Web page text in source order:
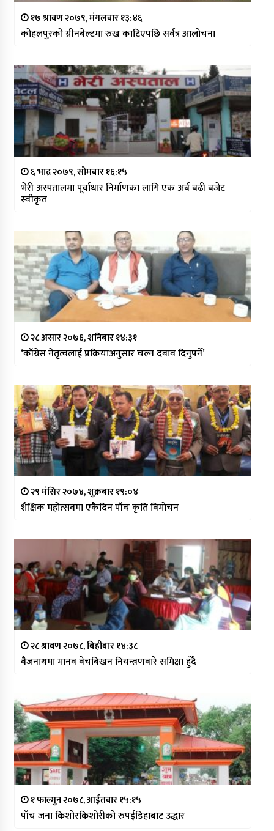
१७ श्रावण २०७९, मंगलवार १३:४६
कोहलपुरको ग्रीनबेल्टमा रुख काटिएपछि सर्वत्र आलोचना
६ भाद्र २०७९, सोमबार १६:१५
भेरी अस्पतालमा पूर्वाधार निर्माणका लागि एक अर्ब बढी बजेट
स्वीकृत
२८ असार २०७६, शनिबार १४:३१
‘काँग्रेस नेतृत्वलाई प्रक्रियाअनुसार चल्न दबाव दिनुपर्ने’
२९ मंसिर २०७४, शुक्रबार १९:०४
शैक्षिक महोत्सवमा एकैदिन पाँच कृति बिमोचन
२८ श्रावण २०७८, बिहीबार १४:३८
बैजनाथमा मानव बेचबिखन नियन्त्रणबारे समिक्षा हुँदै
१ फाल्गुन २०७८, आईतवार १५:१५
पाँच जना किशोरकिशोरीको रुपईडिहाबाट उद्धार